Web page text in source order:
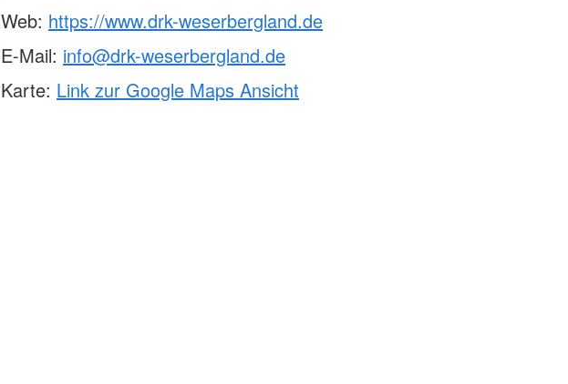
Web: https://www.drk-weserbergland.de
E-Mail: info@drk-weserbergland.de
Karte: Link zur Google Maps Ansicht